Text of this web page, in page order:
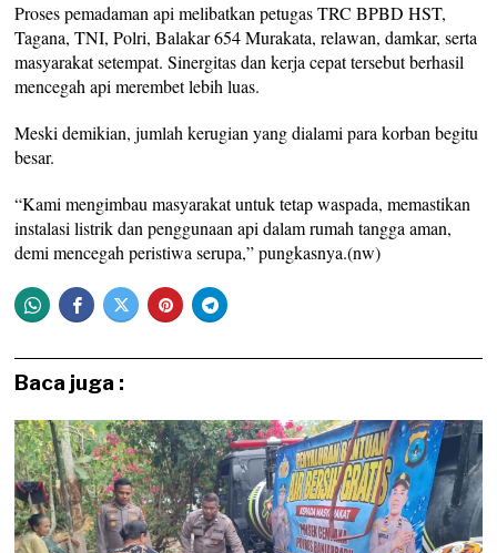
Proses pemadaman api melibatkan petugas TRC BPBD HST,
Tagana, TNI, Polri, Balakar 654 Murakata, relawan, damkar, serta
masyarakat setempat. Sinergitas dan kerja cepat tersebut berhasil
mencegah api merembet lebih luas.
Meski demikian, jumlah kerugian yang dialami para korban begitu
besar.
“Kami mengimbau masyarakat untuk tetap waspada, memastikan
instalasi listrik dan penggunaan api dalam rumah tangga aman,
demi mencegah peristiwa serupa,” pungkasnya.(nw)
Baca juga :